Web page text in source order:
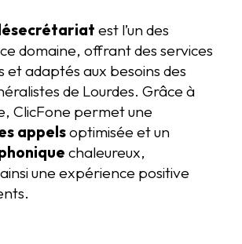
est l’un des
domaine, offrant des services
et adaptés aux besoins des
de Lourdes. Grâce à
ClicFone permet une
appelsoptimisée et un
chaleureux,
une expérience positive